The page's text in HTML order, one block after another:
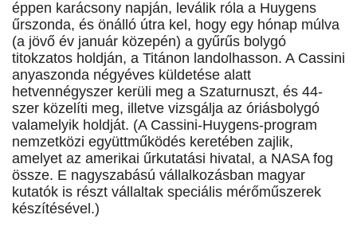
éppen karácsony napján, leválik róla a Huygens
űrszonda, és önálló útra kel, hogy egy hónap múlva
(a jövő év január közepén) a gyűrűs bolygó
titokzatos holdján, a Titánon landolhasson. A Cassini
anyaszonda négyéves küldetése alatt
hetvennégyszer kerüli meg a Szaturnuszt, és 44-
szer közelíti meg, illetve vizsgálja az óriásbolygó
valamelyik holdját. (A Cassini-Huygens-program
nemzetközi együttműködés keretében zajlik,
amelyet az amerikai űrkutatási hivatal, a NASA fog
össze. E nagyszabású vállalkozásban magyar
kutatók is részt vállaltak speciális mérőműszerek
készítésével.)